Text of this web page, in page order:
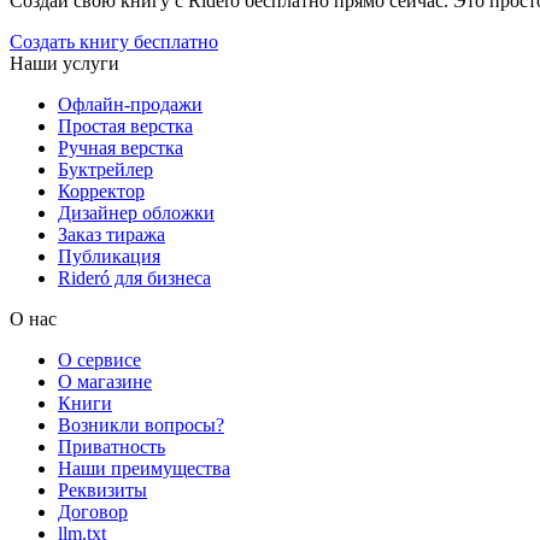
Создать книгу бесплатно
Наши услуги
Офлайн-продажи
Простая верстка
Ручная верстка
Буктрейлер
Корректор
Дизайнер обложки
Заказ тиража
Публикация
Rideró для бизнеса
О нас
О сервисе
О магазине
Книги
Возникли вопросы?
Приватность
Наши преимущества
Реквизиты
Договор
llm.txt